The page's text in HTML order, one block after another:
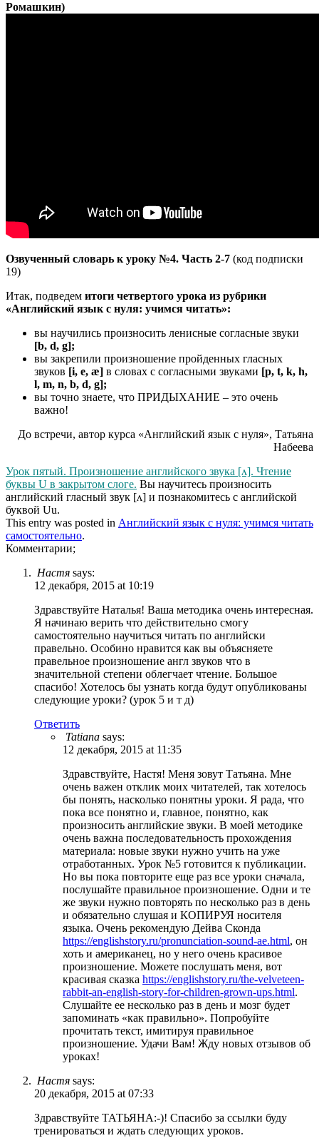
Ромашкин)
Озвученный словарь к уроку №4. Часть 2-7 (код подписки
19)
Итак, подведем итоги четвертого урока из рубрики
«Английский язык с нуля: учимся читать»:
вы научились произносить ленисные согласные звуки
[b, d, g];
вы закрепили произношение пройденных гласных
звуков [i, e, æ] в словах с согласными звуками [p, t, k, h,
l, m, n, b, d, g];
вы точно знаете, что ПРИДЫХАНИЕ – это очень
важно!
До встречи, автор курса «Английский язык с нуля», Татьяна
Набеева
Урок пятый. Произношение английского звука [ʌ]. Чтение
буквы U в закрытом слоге. Вы научитесь произносить
английский гласный звук [ʌ] и познакомитесь с английской
буквой Uu.
This entry was posted in Английский язык с нуля: учимся читать
самостоятельно.
Комментарии;
Настя says:
12 декабря, 2015 at 10:19
Здравствуйте Наталья! Ваша методика очень интересная.
Я начинаю верить что действительно смогу
самостоятельно научиться читать по английски
правельно. Особино нравится как вы объясняете
правельное произношение англ звуков что в
значительной степени облегчает чтение. Большое
спасибо! Хотелось бы узнать когда будут опубликованы
следующие уроки? (урок 5 и т д)
Ответить
Tatiana says:
12 декабря, 2015 at 11:35
Здравствуйте, Настя! Меня зовут Татьяна. Мне
очень важен отклик моих читателей, так хотелось
бы понять, насколько понятны уроки. Я рада, что
пока все понятно и, главное, понятно, как
произносить английские звуки. В моей методике
очень важна последовательность прохождения
материала: новые звуки нужно учить на уже
отработанных. Урок №5 готовится к публикации.
Но вы пока повторите еще раз все уроки сначала,
послушайте правильное произношение. Одни и те
же звуки нужно повторять по несколько раз в день
и обязательно слушая и КОПИРУЯ носителя
языка. Очень рекомендую Дейва Сконда
https://englishstory.ru/pronunciation-sound-ae.html, он
хоть и американец, но у него очень красивое
произношение. Можете послушать меня, вот
красивая сказка https://englishstory.ru/the-velveteen-
rabbit-an-english-story-for-children-grown-ups.html.
Слушайте ее несколько раз в день и мозг будет
запоминать «как правильно». Попробуйте
прочитать текст, имитируя правильное
произношение. Удачи Вам! Жду новых отзывов об
уроках!
Настя says:
20 декабря, 2015 at 07:33
Здравствуйте ТАТЬЯНА:-)! Спасибо за ссылки буду
тренироваться и ждать следующих уроков.